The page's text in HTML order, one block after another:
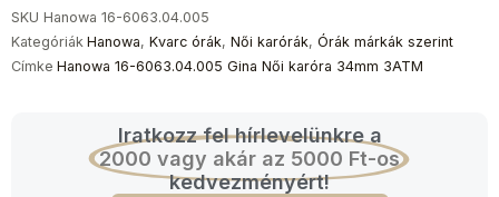
SKU Hanowa 16-6063.04.005
Kategóriák Hanowa, Kvarc órák, Női karórák, Órák márkák szerint
Címke Hanowa 16-6063.04.005 Gina Női karóra 34mm 3ATM
Iratkozz fel hírlevelünkre a
2000 vagy akár az 5000 Ft-os
kedvezményért!